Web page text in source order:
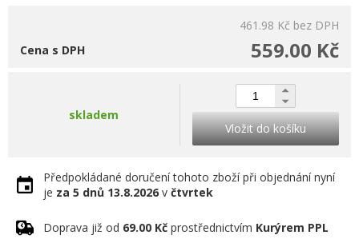
461.98 Kč bez DPH
559.00 Kč
Cena s DPH
skladem
Vložit do košíku
Předpokládané doručení tohoto zboží při objednání nyní
je za 5 dnů 13.8.2026 v čtvrtek
Doprava již od 69.00 Kč prostřednictvím Kurýrem PPL